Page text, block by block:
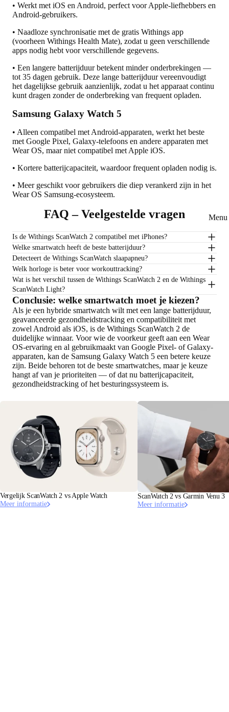
Menu
• Werkt met iOS en Android, perfect voor Apple-liefhebbers en
Android-gebruikers.
• Naadloze synchronisatie met de gratis Withings app
(voorheen Withings Health Mate), zodat u geen verschillende
apps nodig hebt voor verschillende gegevens.
• Een langere batterijduur betekent minder onderbrekingen —
tot 35 dagen gebruik. Deze lange batterijduur vereenvoudigt
het dagelijkse gebruik aanzienlijk, zodat u het apparaat continu
kunt dragen zonder de onderbreking van frequent opladen.
Samsung Galaxy Watch 5
• Alleen compatibel met Android-apparaten, werkt het beste
met Google Pixel, Galaxy-telefoons en andere apparaten met
Wear OS, maar niet compatibel met Apple iOS.
• Kortere batterijcapaciteit, waardoor frequent opladen nodig is.
• Meer geschikt voor gebruikers die diep verankerd zijn in het
Wear OS Samsung-ecosysteem.
FAQ – Veelgestelde vragen
Is de Withings ScanWatch 2 compatibel met iPhones?
Welke smartwatch heeft de beste batterijduur?
Detecteert de Withings ScanWatch slaapapneu?
Welk horloge is beter voor workouttracking?
Wat is het verschil tussen de Withings ScanWatch 2 en de Withings
ScanWatch Light?
Conclusie: welke smartwatch moet je kiezen?
Als je een hybride smartwatch wilt met een lange batterijduur,
geavanceerde gezondheidstracking en compatibiliteit met
zowel Android als iOS, is de Withings ScanWatch 2 de
duidelijke winnaar. Voor wie de voorkeur geeft aan een Wear
OS-ervaring en al gebruikmaakt van Google Pixel- of Galaxy-
apparaten, kan de Samsung Galaxy Watch 5 een betere keuze
zijn. Beide behoren tot de beste smartwatches, maar je keuze
hangt af van je prioriteiten — of dat nu batterijcapaciteit,
gezondheidstracking of het besturingssysteem is.
Vergelijk ScanWatch 2 vs Apple Watch
Meer informatie
ScanWatch 2 vs Garmin Venu 3
Meer informatie